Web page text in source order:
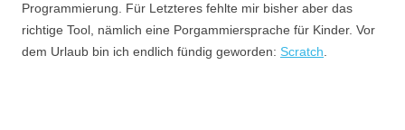
Programmierung. Für Letzteres fehlte mir bisher aber das
richtige Tool, nämlich eine Porgammiersprache für Kinder. Vor
dem Urlaub bin ich endlich fündig geworden: Scratch